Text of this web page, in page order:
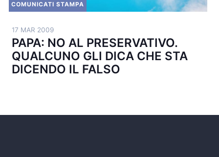
COMUNICATI STAMPA
17 MAR 2009
PAPA: NO AL PRESERVATIVO.
QUALCUNO GLI DICA CHE STA
DICENDO IL FALSO